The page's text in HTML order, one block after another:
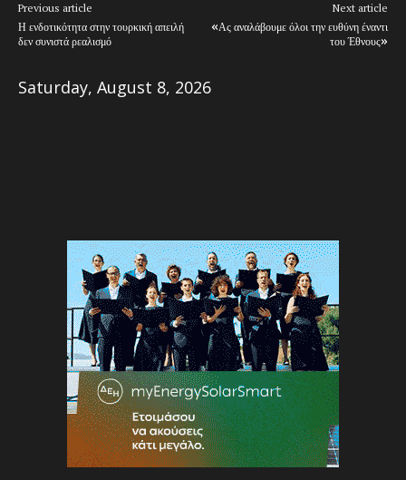
Previous article
Η ενδοτικότητα στην τουρκική απειλή
δεν συνιστά ρεαλισμό
Next article
«Ας αναλάβουμε όλοι την ευθύνη έναντι
του Έθνους»
Saturday, August 8, 2026